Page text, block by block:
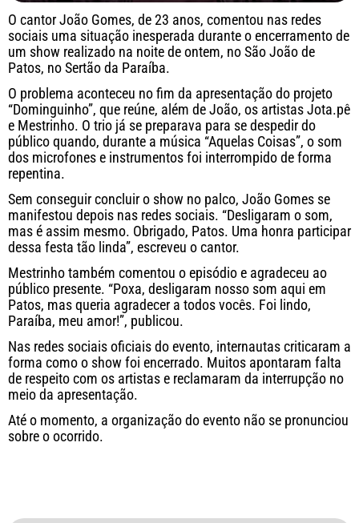
O cantor João Gomes, de 23 anos, comentou nas redes
sociais uma situação inesperada durante o encerramento de
um show realizado na noite de ontem, noSão João de
Patos, no Sertão da Paraíba.
O problema aconteceu no fim da apresentação do projeto
“Dominguinho”, que reúne, além de João, os artistasJota.pê
e Mestrinho. O trio já se preparava para se despedir do
público quando, durante a música “Aquelas Coisas”, o som
dos microfones e instrumentos foi interrompido de forma
repentina.
Sem conseguir concluir o show no palco, João Gomes se
manifestou depois nas redes sociais. “Desligaram o som,
mas é assim mesmo. Obrigado, Patos. Uma honra participar
dessa festa tão linda”, escreveu o cantor.
Mestrinho também comentou o episódio e agradeceu ao
público presente. “Poxa, desligaram nosso som aqui em
Patos, mas queria agradecer a todos vocês. Foi lindo,
Paraíba, meu amor!”, publicou.
Nas redes sociais oficiais do evento, internautas criticaram a
forma como o show foi encerrado. Muitos apontaram falta
de respeito com os artistas e reclamaram da interrupção no
meio da apresentação.
Até o momento, a organização do evento não se pronunciou
sobre o ocorrido.